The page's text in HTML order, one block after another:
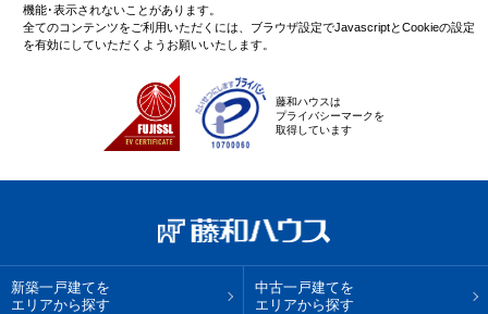
機能･表示されないことがあります。
全てのコンテンツをご利用いただくには、ブラウザ設定でJavascriptとCookieの設定
を有効にしていただくようお願いいたします。
藤和ハウスは
プライバシーマークを
取得しています
新築一戸建てを
エリアから探す
中古一戸建てを
エリアから探す